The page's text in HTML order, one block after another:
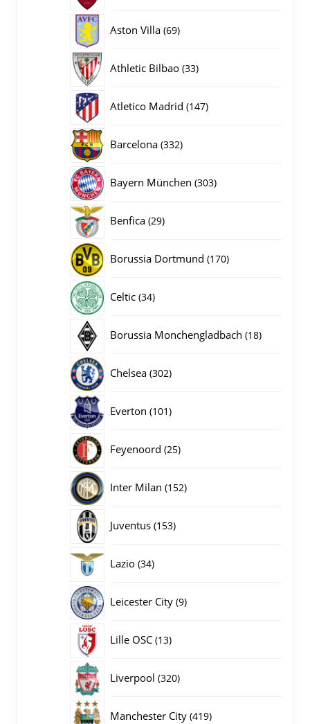
Aston Villa 6969
Athletic Bilbao 3333
Atletico Madrid 147147
Barcelona 332332
Bayern München 303303
Benfica 2929
Borussia Dortmund 170170
Celtic 3434
Borussia Monchengladbach 1818
Chelsea 302302
Everton 101101
Feyenoord 2525
Inter Milan 152152
Juventus 153153
Lazio 3434
Leicester City 99
Lille OSC 1313
Liverpool 320320
Manchester City 419419